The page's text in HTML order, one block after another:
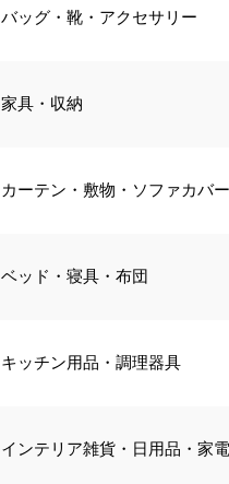
バッグ・靴・アクセサリー
家具・収納
カーテン・敷物・ソファカバー
ベッド・寝具・布団
キッチン用品・調理器具
インテリア雑貨・日用品・家電